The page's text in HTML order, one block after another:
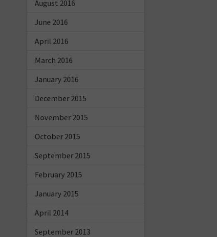
August 2016
June 2016
April 2016
March 2016
January 2016
December 2015
November 2015
October 2015
September 2015
February 2015
January 2015
April 2014
September 2013